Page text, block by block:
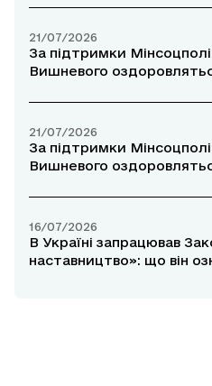
21/07/2026
За підтримки
Вишневого
21/07/2026
За підтримки
Вишневого
16/07/2026
В Україні запрацював
наставництво»: що він